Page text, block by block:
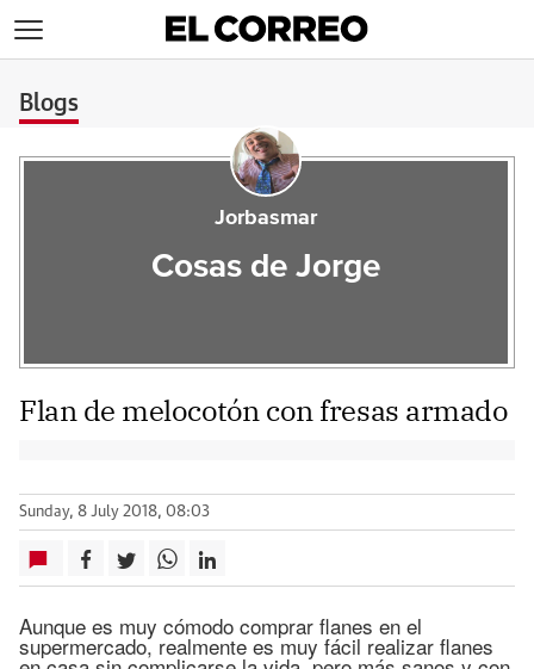
Blogs
Jorbasmar
Cosas de Jorge
Flan de melocotón con fresas armado
Sunday, 8 July 2018, 08:03
Aunque es muy cómodo comprar flanes en el
supermercado, realmente es muy fácil realizar flanes